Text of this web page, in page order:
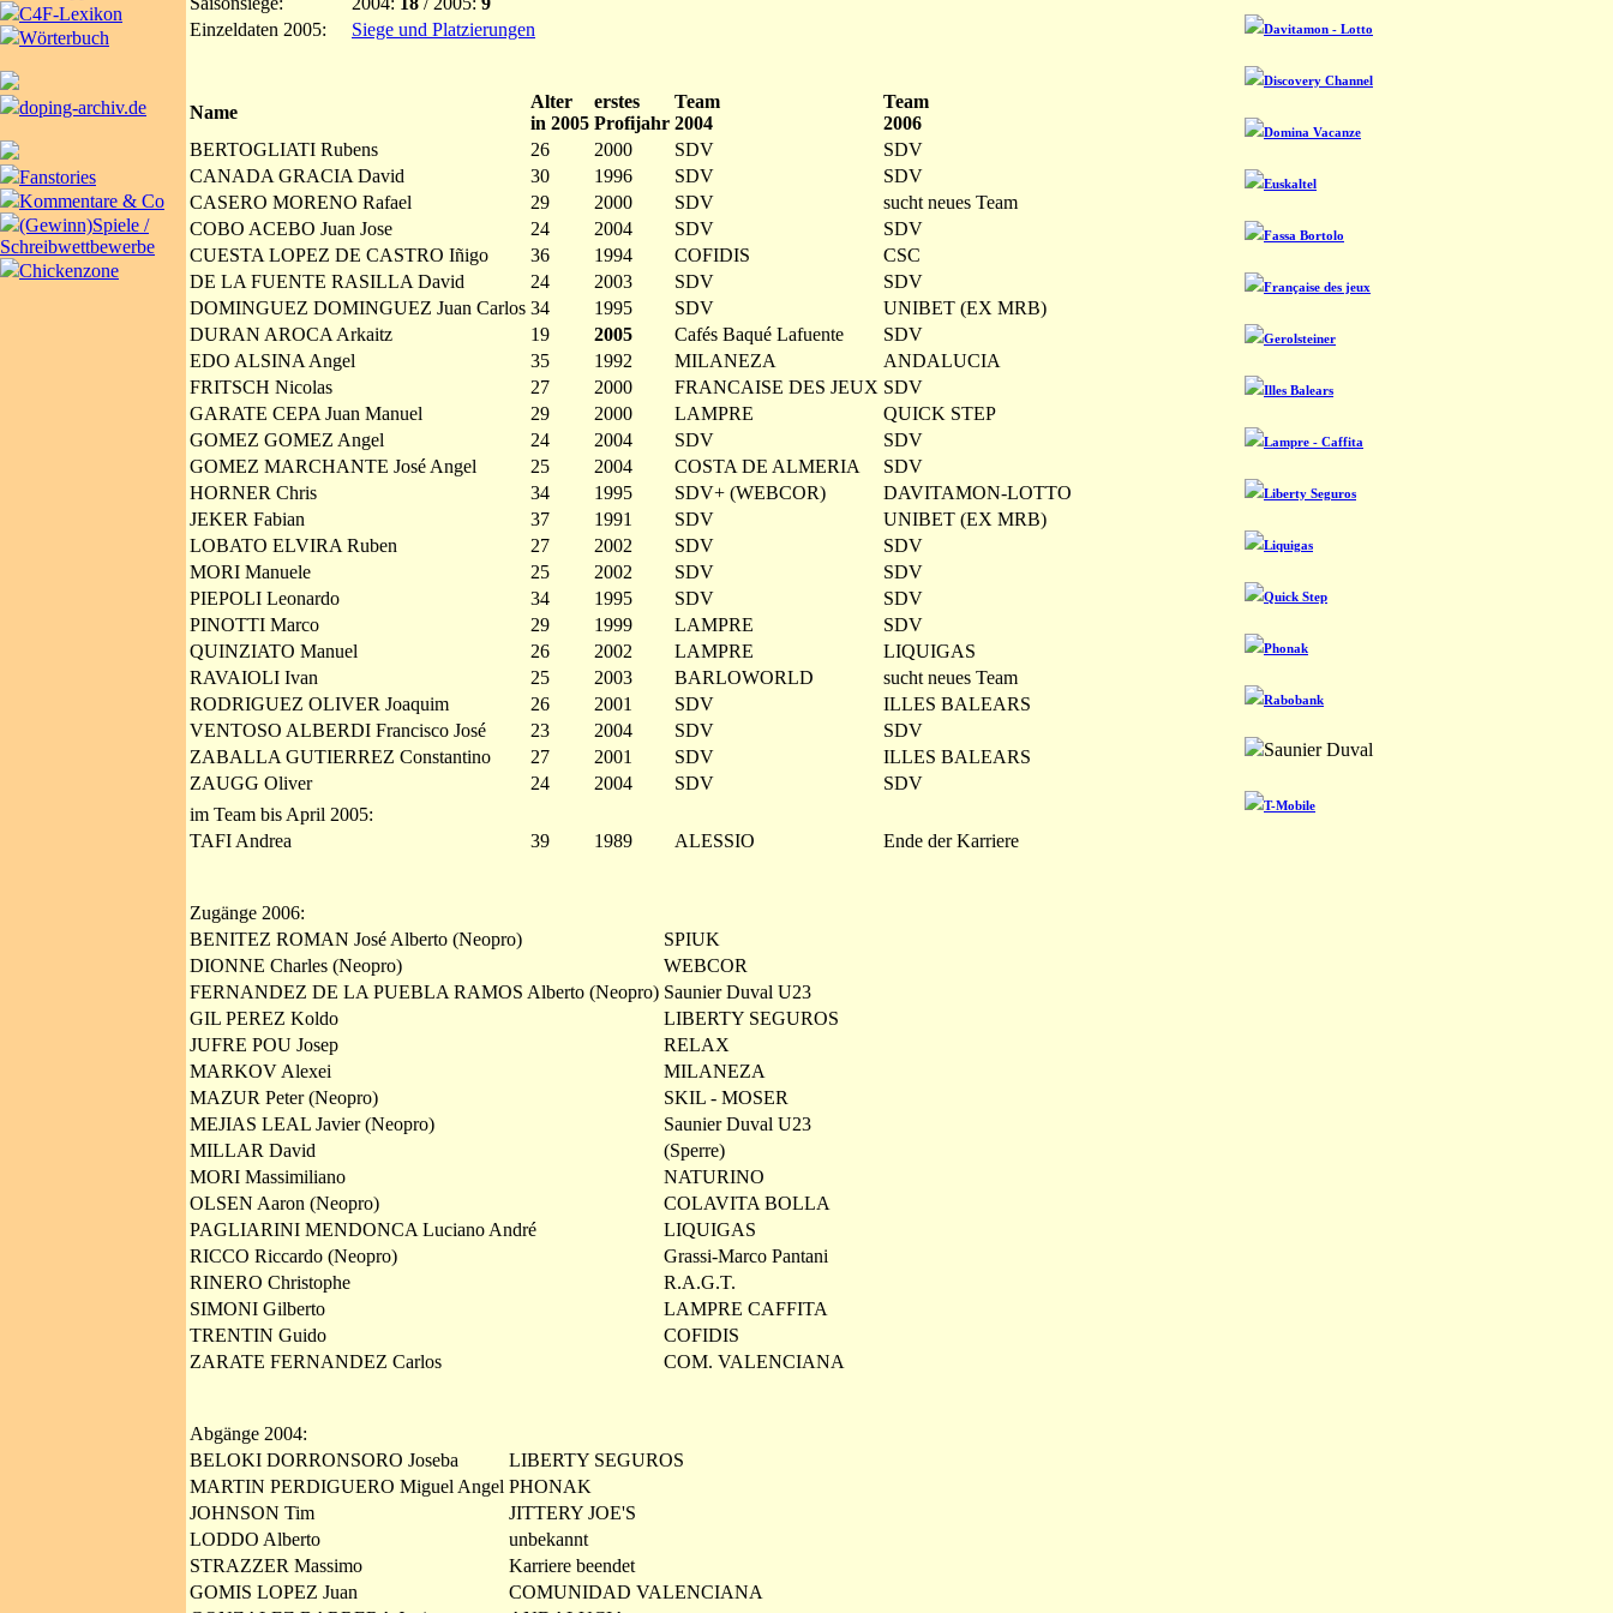
C4F-Lexikon
Wörterbuch
doping-archiv.de
Fanstories
Kommentare & Co
(Gewinn)Spiele /
Schreibwettbewerbe
Chickenzone
Einzeldaten 2005:
Siege und Platzierungen
Name
Alter
in 2005
erstes
Profijahr
Team
2004
Team
2006
BERTOGLIATI Rubens
26 2000 SDV
SDV
CANADA GRACIA David
30 1996 SDV
SDV
CASERO MORENO Rafael
29 2000 SDV
sucht neues Team
COBO ACEBO Juan Jose
24 2004 SDV
SDV
CUESTA LOPEZ DE CASTRO Iñigo
36 1994 COFIDIS
CSC
DE LA FUENTE RASILLA David
24 2003 SDV
SDV
DOMINGUEZ DOMINGUEZ Juan Carlos 34 1995 SDV
UNIBET (EX MRB)
DURAN AROCA Arkaitz
19 2005 Cafés Baqué Lafuente
SDV
EDO ALSINA Angel
35 1992 MILANEZA
ANDALUCIA
FRITSCH Nicolas
27 2000 FRANCAISE DES JEUX SDV
GARATE CEPA Juan Manuel
29 2000 LAMPRE
QUICK STEP
GOMEZ GOMEZ Angel
24 2004 SDV
SDV
GOMEZ MARCHANTE José Angel
25 2004 COSTA DE ALMERIA
SDV
HORNER Chris
34 1995 SDV+ (WEBCOR)
DAVITAMON-LOTTO
JEKER Fabian
37 1991 SDV
UNIBET (EX MRB)
LOBATO ELVIRA Ruben
27 2002 SDV
SDV
MORI Manuele
25 2002 SDV
SDV
PIEPOLI Leonardo
34 1995 SDV
SDV
PINOTTI Marco
29 1999 LAMPRE
SDV
QUINZIATO Manuel
26 2002 LAMPRE
LIQUIGAS
RAVAIOLI Ivan
25 2003 BARLOWORLD
sucht neues Team
RODRIGUEZ OLIVER Joaquim
26 2001 SDV
ILLES BALEARS
VENTOSO ALBERDI Francisco José
23 2004 SDV
SDV
ZABALLA GUTIERREZ Constantino
27 2001 SDV
ILLES BALEARS
ZAUGG Oliver
24 2004 SDV
SDV
im Team bis April 2005:
TAFI Andrea
39 1989 ALESSIO Ende der Karriere
Zugänge 2006:
BENITEZ ROMAN José Alberto (Neopro)
SPIUK
DIONNE Charles (Neopro)
WEBCOR
FERNANDEZ DE LA PUEBLA RAMOS Alberto (Neopro) Saunier Duval U23
GIL PEREZ Koldo
LIBERTY SEGUROS
JUFRE POU Josep
RELAX
MARKOV Alexei
MILANEZA
MAZUR Peter (Neopro)
SKIL - MOSER
MEJIAS LEAL Javier (Neopro)
Saunier Duval U23
MILLAR David
(Sperre)
MORI Massimiliano
NATURINO
OLSEN Aaron (Neopro)
COLAVITA BOLLA
PAGLIARINI MENDONCA Luciano André
LIQUIGAS
RICCO Riccardo (Neopro)
Grassi-Marco Pantani
RINERO Christophe
R.A.G.T.
SIMONI Gilberto
LAMPRE CAFFITA
TRENTIN Guido
COFIDIS
ZARATE FERNANDEZ Carlos
COM. VALENCIANA
Abgänge 2004:
BELOKI DORRONSORO Joseba
LIBERTY SEGUROS
MARTIN PERDIGUERO Miguel Angel PHONAK
JOHNSON Tim
JITTERY JOE'S
LODDO Alberto
unbekannt
STRAZZER Massimo
Karriere beendet
GOMIS LOPEZ Juan
COMUNIDAD VALENCIANA
Davitamon - Lotto
Discovery Channel
Domina Vacanze
Euskaltel
Fassa Bortolo
Française des jeux
Gerolsteiner
Illes Balears
Lampre - Caffita
Liberty Seguros
Liquigas
Quick Step
Phonak
Rabobank
Saunier Duval
T-Mobile